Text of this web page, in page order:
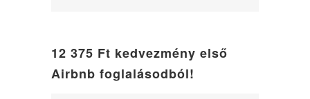
12 375 Ft kedvezmény első
Airbnb foglalásodból!